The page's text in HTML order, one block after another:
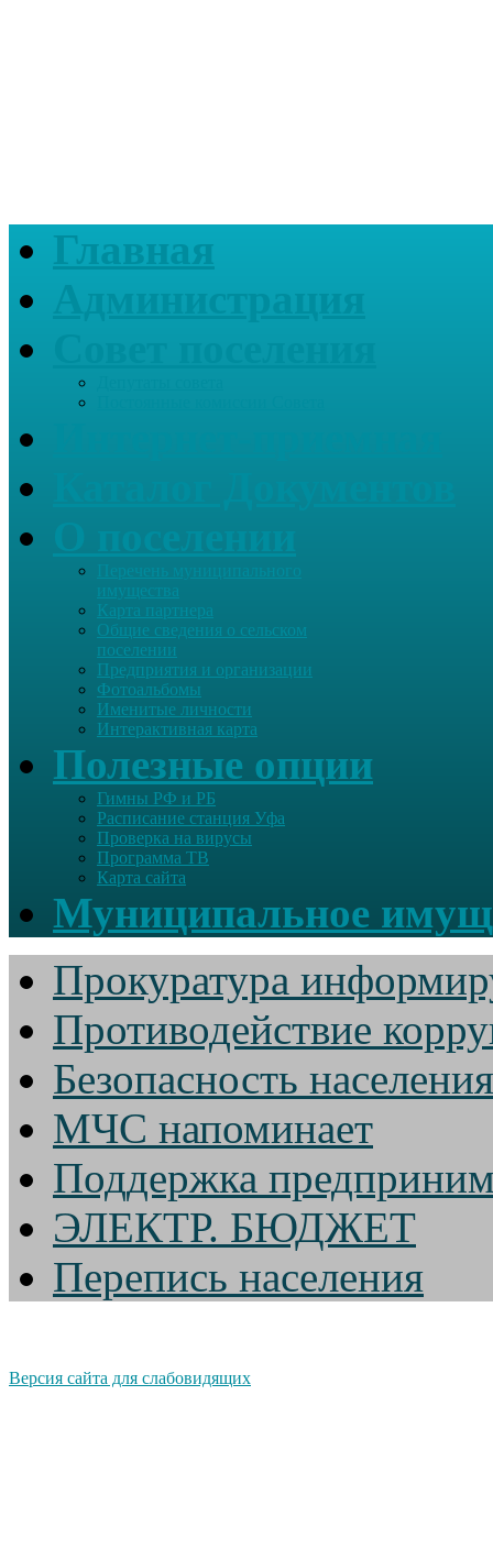
Главная
Перечень муниципального
имущества
Карта партнера
Общие сведения о сельском
поселении
Предприятия и организации
Фотоальбомы
Именитые личности
Интерактивная карта
Полезные опции
Гимны РФ и РБ
Расписание станция Уфа
Проверка на вирусы
Программа ТВ
Карта сайта
Муниципальное
Прокуратура
Противодействие
Безопасность населения
МЧС напоминает
Поддержка
ЭЛЕКТР. БЮДЖЕТ
Перепись населения
Версия сайта для слабовидящих